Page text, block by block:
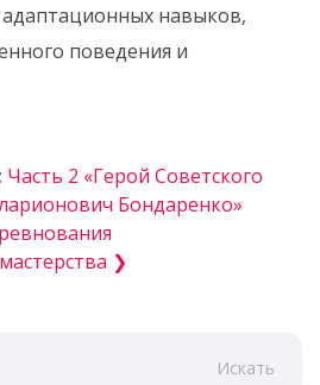
навыков,
поведения и
2 «Герой Советского
Бондаренко»
❯
Искать